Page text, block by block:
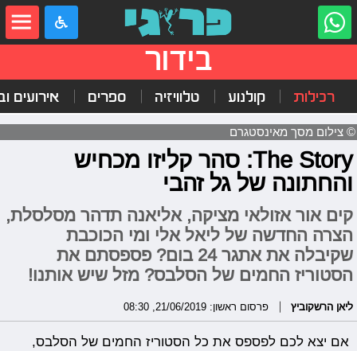
בידור
רכילות קולנוע טלוויזיה ספרים אירועים
© צילום מסך מאינסטגרם
The Story: סהר קליזו מכחיש
והחתונה של גל זהבי
קים אור אזולאי מציקה, אליאנה תדהר מסלסלת,
הצרה החדשה של ליאל אלי ומי הכוכבת
שקיבלה את אתגר 24 בום? פספסתם את
הסטוריז החמים של הסלבס? מזל שיש אותנו!
ליאן הרשקוביץ פרסום ראשון: 21/06/2019, 08:30
אם יצא לכם לפספס את כל הסטוריז החמים של הסלבס,